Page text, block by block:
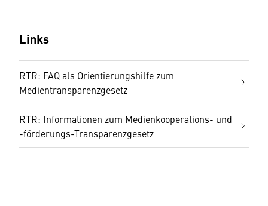
Links
RTR: FAQ als Orientierungshilfe zum
Medientransparenzgesetz
RTR: Informationen zum Medienkooperations- und
-förderungs-Transparenzgesetz